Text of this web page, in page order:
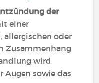
der
einer
allergischen oder
Zusammenhang
wird
Augen sowie das